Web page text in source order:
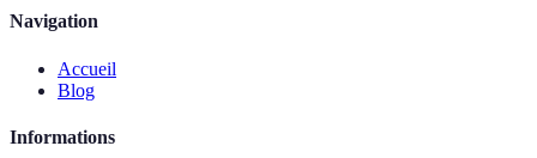
Navigation
Accueil
Blog
Informations